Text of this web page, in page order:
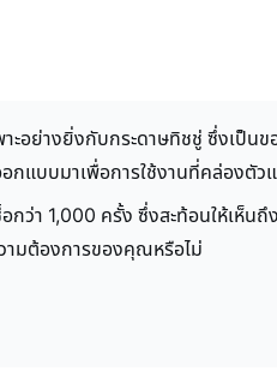
ะอย่างยิ่งกับกระดาษทิชชู่ ซึ่งเป็น
แบบมาเพื่อการใช้งานที่คล่องตัว
ว่า 1,000 ครั้ง ซึ่งสะท้อนให้เห็น
มต้องการของคุณหรือไม่